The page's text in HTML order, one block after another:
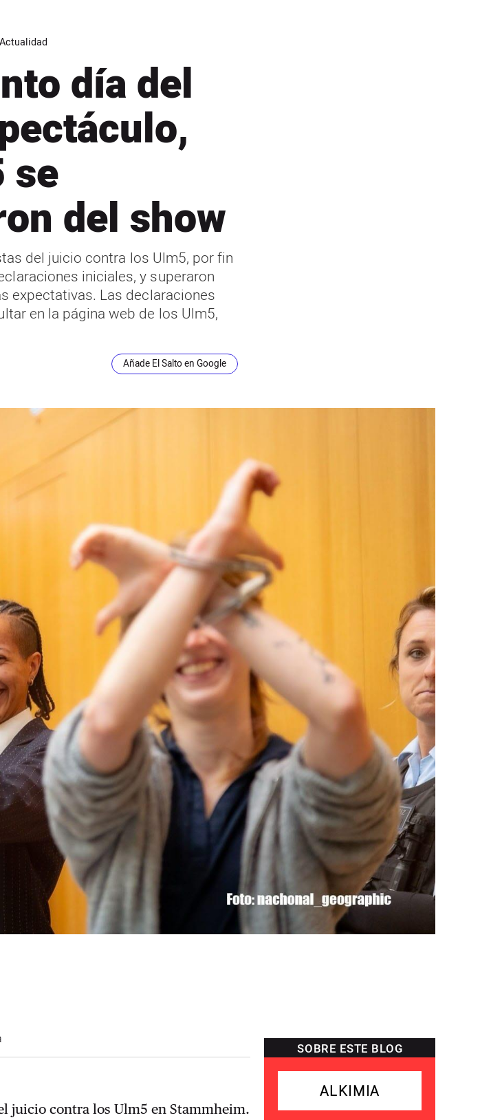
Actualidad
día del
se
del show
del juicio contra los Ulm5, por fin
iniciales, y superaron
expectativas. Las declaraciones
en la página web de los Ulm5,
Añade El Salto en Google
juicio contra los Ulm5 en Stammheim.
SOBRE ESTE BLOG
ALKIMIA